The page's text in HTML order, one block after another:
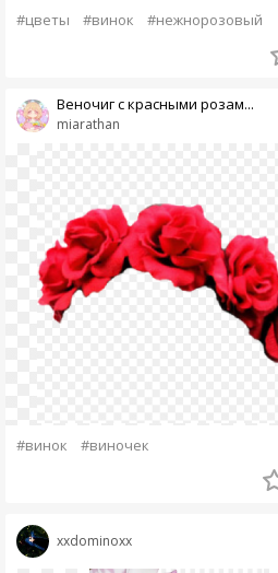
#цветы #винок #нежнорозовый
miarathan
Веночиг с красными розам...
#винок #виночек
xxdominoxx